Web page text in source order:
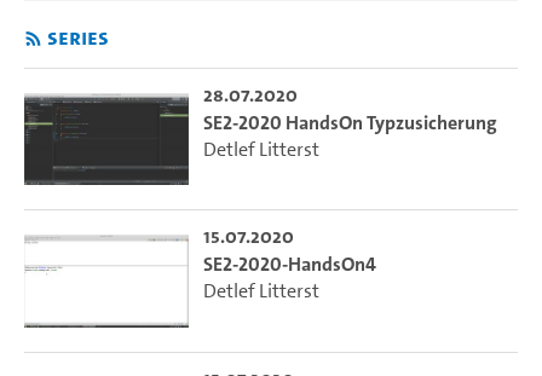
Series
28.07.2020
SE2-2020 HandsOn Typzusicherung
Detlef Litterst
15.07.2020
SE2-2020-HandsOn4
Detlef Litterst